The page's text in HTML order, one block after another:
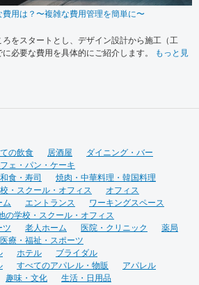
用は？〜複雑な費用管理を簡単に〜
をスタートとし、デザイン設計から施工（工
必要な費用を具体的にご紹介します。
もっと見
の飲食 居酒屋
ダイニング・バー
ェ・パン・ケーキ
和食・寿司
焼肉・中華料理・韓国料理
・スクール・オフィス
オフィス
ム
エントランス
ワーキングスペース
の学校・スクール・オフィス
ツ
老人ホーム 医院・クリニック
薬局
療・福祉・スポーツ
ホテル
ブライダル
すべてのアパレル・物販
アパレル
趣味・文化
生活・日用品